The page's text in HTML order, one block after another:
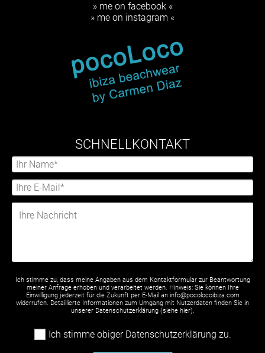
» me on facebook «
» me on instagram «
SCHNELLKONTAKT
Ich stimme zu, dass meine Angaben aus dem Kontaktformular zur Beantwortung
meiner Anfrage erhoben und verarbeitet werden. Hinweis: Sie können Ihre
Einwilligung jederzeit für die Zukunft per E-Mail an info@pocolocoibiza.com
widerrufen. Detaillierte Informationen zum Umgang mit Nutzerdaten finden Sie in
unserer Datenschutzerklärung (siehe hier).
Ich stimme obiger Datenschutzerklärung zu.